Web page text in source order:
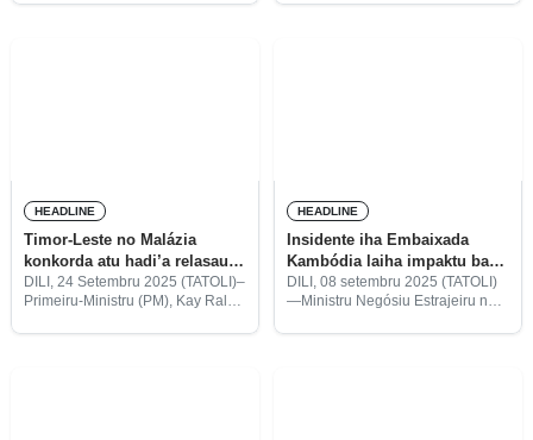
HEADLINE
Timor-Leste no Malázia
konkorda atu hadi’a relasaun
bilaterál iha setór oioin
DILI, 24 Setembru 2025 (TATOLI)–
Primeiru-Ministru (PM), Kay Rala
HEADLINE
Insidente iha Embaixada
Kambódia laiha impaktu ba
relasaun bilaterál
DILI, 08 setembru 2025 (TATOLI)
—Ministru Negósiu Estrajeiru no